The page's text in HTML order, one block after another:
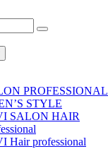
PROFESSIONAL
STYLE
SALON HAIR
Hair professional